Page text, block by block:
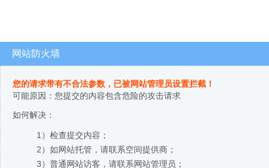
网站防火墙
您的请求带有不合法参数，已被网站管理员设置拦截！
可能原因：您提交的内容包含危险的攻击请求
如何解决：
1）检查提交内容；
2）如网站托管，请联系空间提供商；
3）普通网站访客，请联系网站管理员；